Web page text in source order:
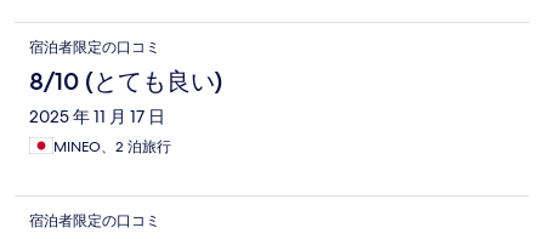
was no breakfast, but the fridge did have the "welcome drink".
Even giving one star is being generous. I left as soon as I could
as I wanted to get out of their fast.
宿泊者限定の口コミ
8/10 (とても良い)
2025 年 11 月 17 日
MINEO、2 泊旅行
宿泊者限定の口コミ